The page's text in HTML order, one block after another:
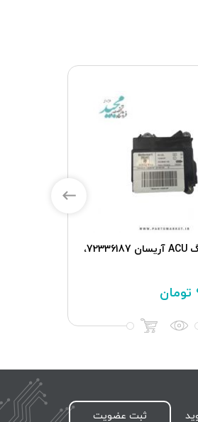
یونیت ایربگ ACU آریسان 72336187،
تومان
ثبت عضویت